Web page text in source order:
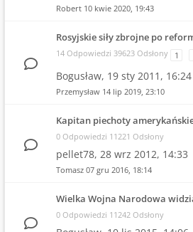
Robert 10 kwie 2020, 19:43
Rosyjskie siły zbrojne po
14 Odpowiedzi 39623 Odsłony 1
Bogusław, 19 sty 2011, 16:24
Przemysław 14 lip 2019, 23:10
Kapitan piechoty
0 Odpowiedzi 11221 Odsłony
pellet78, 28 wrz 2012, 14:33
Tomasz 07 gru 2016, 18:14
Wielka Wojna Narodowa
0 Odpowiedzi 11242 Odsłony